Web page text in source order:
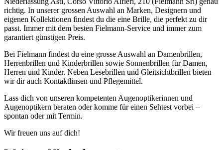
richtig. In unserer grossen Auswahl an Marken, Designern und
eigenen Kollektionen findest du die eine Brille, die perfekt zu dir
passt. Immer mit dem besten Fielmann-Service und immer zum
garantiert günstigen Preis.
Bei Fielmann findest du eine grosse Auswahl an Damenbrillen,
Herrenbrillen und Kinderbrillen sowie Sonnenbrillen für Damen,
Herren und Kinder. Neben Lesebrillen und Gleitsichtbrillen bieten
wir dir auch Kontaktlinsen und Pflegemittel.
Lass dich von unseren kompetenten Augenoptikerinnen und
Augenoptikern beraten oder komme für einen Sehtest vorbei –
spontan oder mit Termin.
Wir freuen uns auf dich!